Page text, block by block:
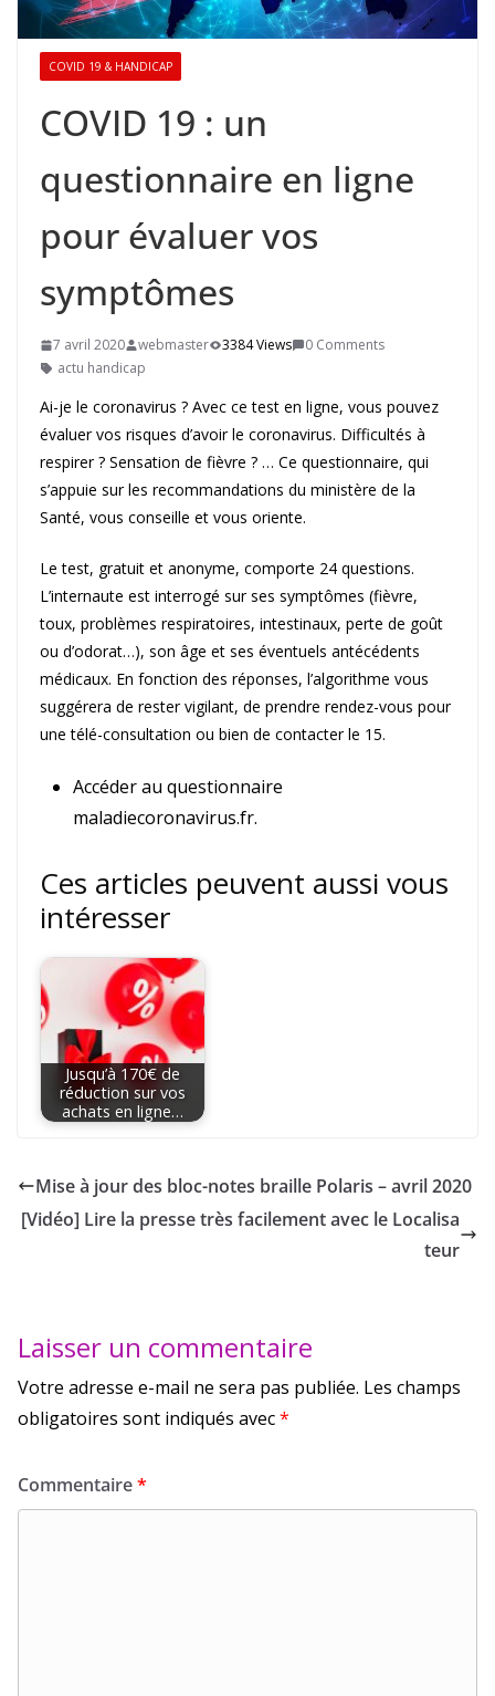
COVID 19 & HANDICAP
COVID 19 : un
questionnaire en ligne
pour évaluer vos
symptômes
7 avril 2020 webmaster 3384 Views
0 Comments
actu handicap
Ai-je le coronavirus ? Avec ce test en ligne, vous pouvez
évaluer vos risques d’avoir le coronavirus. Difficultés à
respirer ? Sensation de fièvre ? … Ce questionnaire, qui
s’appuie sur les recommandations du ministère de la
Santé, vous conseille et vous oriente.
Le test, gratuit et anonyme, comporte 24 questions.
L’internaute est interrogé sur ses symptômes (fièvre,
toux, problèmes respiratoires, intestinaux, perte de goût
ou d’odorat…), son âge et ses éventuels antécédents
médicaux. En fonction des réponses, l’algorithme vous
suggérera de rester vigilant, de prendre rendez-vous pour
une télé-consultation ou bien de contacter le 15.
Accéder au questionnaire
maladiecoronavirus.fr.
Ces articles peuvent aussi vous
intéresser
Jusqu’à 170€ de
réduction sur vos
achats en ligne…
Mise à jour des bloc-notes braille Polaris – avril 2020
[Vidéo] Lire la presse très facilement avec le Localisa
teur
Laisser un commentaire
Votre adresse e-mail ne sera pas publiée. Les champs
obligatoires sont indiqués avec*
Commentaire*